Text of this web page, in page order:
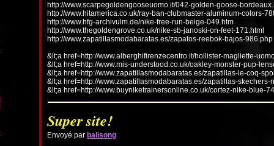
http://www.scarpegoldengooseuomo.it/042-golden-goose-
http://www.hitamerica.co.uk/ray-ban-clubmaster-aluminum-colors-
http://www.hfg-archivulm.de/nike-free-run-beige-049.htm
http://www.thegoldengrove.co.uk/nike-sb-janoski-on-feet-171.html
http://www.zapatillasmodabaratas.es/zapatos-reebok-bajos-986.php
&lt;a href=http://www.alberghifirenzecentro.it/hollister-magliette-
&lt;a href=http://www.mis-understood.co.uk/oakley-monster-pup-
&lt;a href=http://www.zapatillasmodabaratas.es/zapatillas-le-coq-
&lt;a href=http://www.zapatillasmodabaratas.es/zapatillas-
&lt;a href=http://www.buyniketrainersonline.co.uk/cortez-nike-blue-
Super site!
Envoyé par balisong